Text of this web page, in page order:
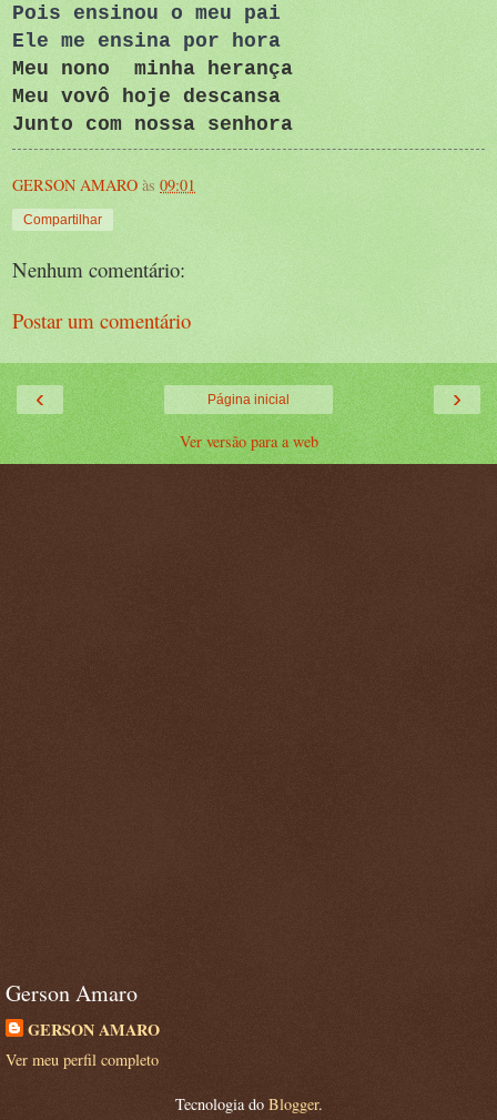
Pois ensinou o meu pai
Ele me ensina por hora
Meu nono minha herança
Meu vovô hoje descansa
Junto com nossa senhora
GERSON AMARO às 09:01
Compartilhar
Nenhum comentário:
Postar um comentário
‹ ›
Página inicial
Ver versão para a web
Gerson Amaro
GERSON AMARO
Ver meu perfil completo
Tecnologia do Blogger.